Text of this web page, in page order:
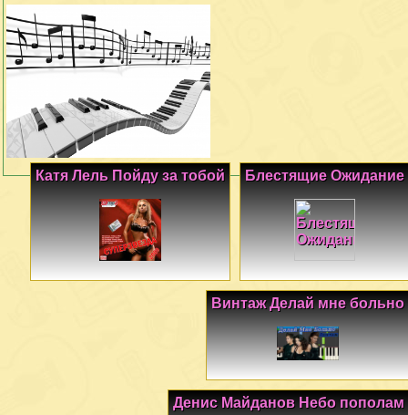
Блестящие Ожидание
Катя Лель Пойду за тобой
Винтаж Делай мне больно
Денис Майданов Небо пополам